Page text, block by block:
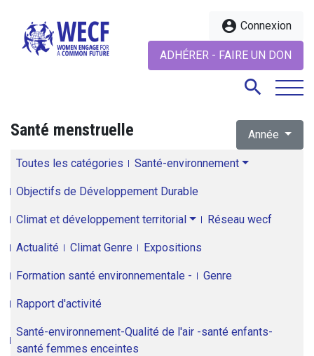
account_circle Connexion
ADHÉRER - FAIRE UN DON
search
Santé menstruelle Année
Toutes les catégories Santé-environnement
Objectifs de Développement Durable
Climat et développement territorial Réseau wecf
Actualité Climat Genre Expositions
Formation santé environnementale - Genre
Rapport d'activité
Santé-environnement-Qualité de l'air -santé enfants-
santé femmes enceintes